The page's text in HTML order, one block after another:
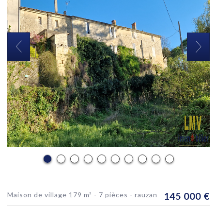
maison de village 179 m² - 7 pièces - rauzan 145 000 €